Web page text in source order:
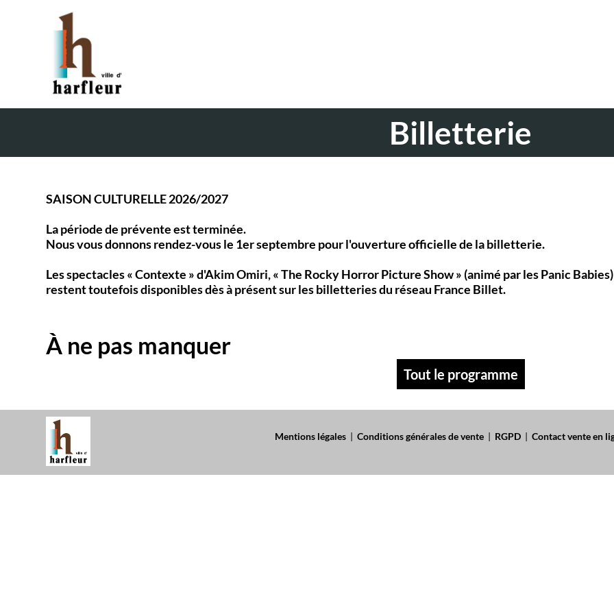
Billetterie
SAISON CULTURELLE 2026/2027
La période de prévente est terminée.
Nous vous donnons rendez-vous le 1er septembre pour l'ouverture officielle de la billetterie.
Les spectacles « Contexte » d'Akim Omiri, « The Rocky Horror Picture Show » (animé par les Panic
restent toutefois disponibles dès à présent sur les billetteries du réseau France Billet.
À ne pas manquer
Tout le programme
Mentions légales| Conditions générales de vente| RGPD| Contact vente en